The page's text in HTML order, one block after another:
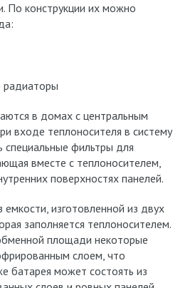
По конструкции их можно
радиаторы
в домах с центральным
входе теплоносителя в систему
специальные фильтры для
вместе с теплоносителем,
поверхностях панелей.
изготовленной из двух
заполняется теплоносителем.
площади некоторые
слоем, что
батарея может состоять из